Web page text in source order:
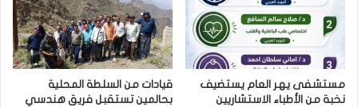
مستشفى يهر العام يستضيف
نخبة من الأطباء الاستشاريين
قيادات من السلطة المحلية
بحالمين تستقبل فريق هندسي